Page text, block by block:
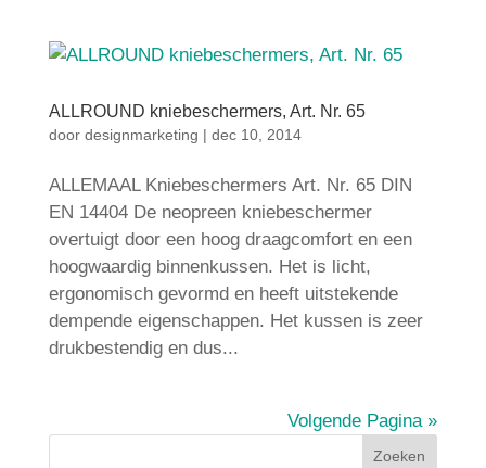
ALLROUND kniebeschermers, Art. Nr. 65
door designmarketing | dec 10, 2014
ALLEMAAL Kniebeschermers Art. Nr. 65 DIN
EN 14404 De neopreen kniebeschermer
overtuigt door een hoog draagcomfort en een
hoogwaardig binnenkussen. Het is licht,
ergonomisch gevormd en heeft uitstekende
dempende eigenschappen. Het kussen is zeer
drukbestendig en dus...
Volgende Pagina »
Zoeken